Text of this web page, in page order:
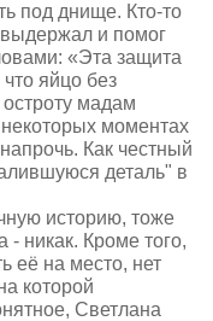
под днище. Кто-то
и помог
«Эта защита
яйцо без
мадам
моментах
Как честный
деталь" в
историю, тоже
никак. Кроме того,
её на место, нет
которой
Светлана